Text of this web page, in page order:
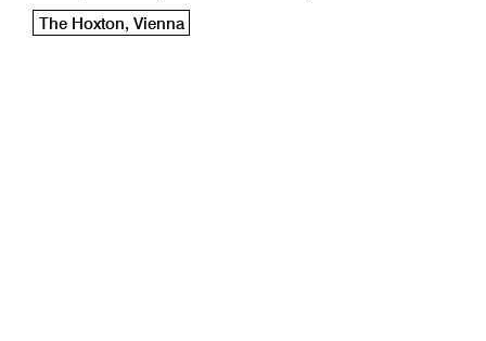
The Hoxton, Vienna